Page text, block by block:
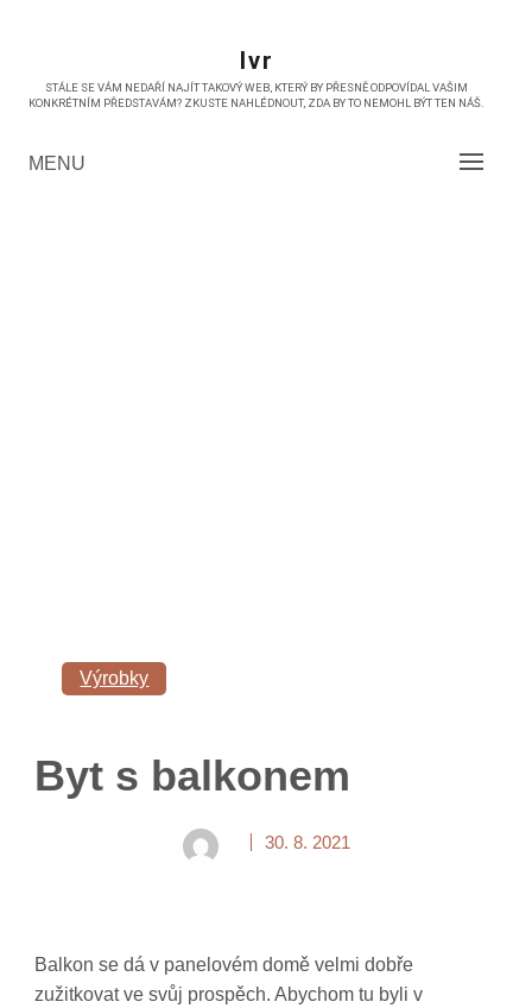
Ivr
STÁLE SE VÁM NEDAŘÍ NAJÍT TAKOVÝ WEB, KTERÝ BY PŘESNĚ ODPOVÍDAL VAŠIM
KONKRÉTNÍM PŘEDSTAVÁM? ZKUSTE NAHLÉDNOUT, ZDA BY TO NEMOHL BÝT TEN NÁŠ.
MENU
Výrobky
Byt s balkonem
30. 8. 2021
Balkon se dá v panelovém domě velmi dobře
zužitkovat ve svůj prospěch. Abychom tu byli v